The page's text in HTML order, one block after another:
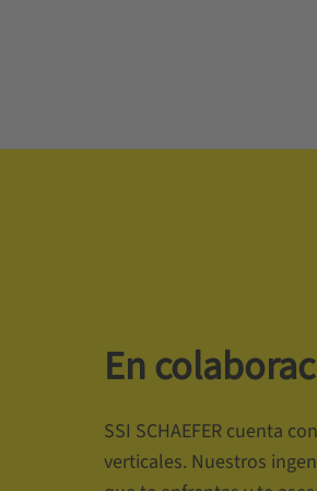
En
SSI SCHAEFER cuenta
verticales. Nuestros